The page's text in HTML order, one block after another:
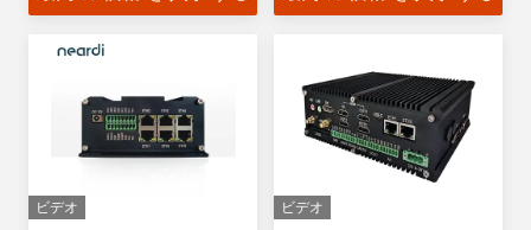
ビデオ ビデオ